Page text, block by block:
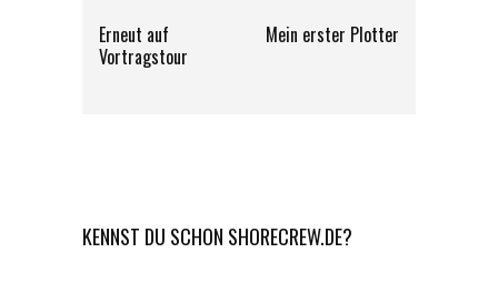
Erneut auf
Vortragstour
Mein erster Plotter
KENNST DU SCHON SHORECREW.DE?